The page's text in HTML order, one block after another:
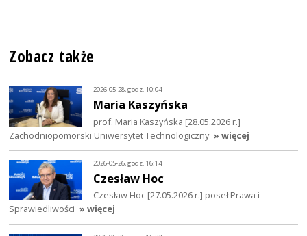
Zobacz także
2026-05-28, godz. 10:04
Maria Kaszyńska
prof. Maria Kaszyńska [28.05.2026 r.]
Zachodniopomorski Uniwersytet Technologiczny » więcej
2026-05-26, godz. 16:14
Czesław Hoc
Czesław Hoc [27.05.2026 r.] poseł Prawa i
Sprawiedliwości » więcej